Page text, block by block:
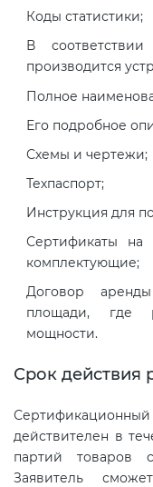
Коды статистики;
В
производится
Полное
Его подробное
Схемы и чертежи;
Техпаспорт;
Инструкция для
Сертификаты на
комплектующие;
Договор
площади, где
мощности.
Срок действия
действителен в
партий товаров
Заявитель